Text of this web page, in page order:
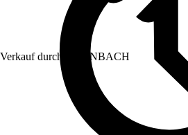
Verkauf durch: HORNBACH